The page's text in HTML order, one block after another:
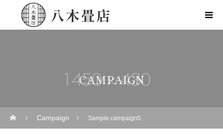
CAMPAIGN
Campaign Sample campaign5